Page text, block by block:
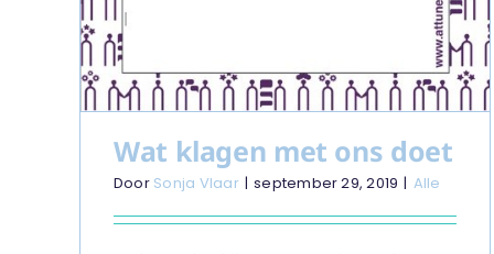
Wat klagen met ons doet
Door Sonja Vlaar | september 29, 2019 | Alle